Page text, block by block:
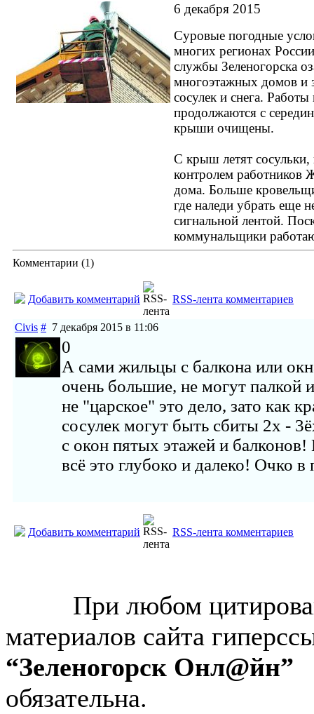
6 декабря 2015
Суровые погодные
многих регионах
службы Зеленогорска
многоэтажных домов и
сосулек и снега.
продолжаются с
крыши очищены.
С крыш летят сосульки,
контролем работников
дома. Больше
где наледи убрать еще
сигнальной лентой.
коммунальщики
Комментарии (1)
Добавить комментарий RSS-лента комментариев
Civis # 7 декабря 2015 в 11:06
0
А сами жильцы с балкона или
очень большие, не могут палкой
не "царское" это дело, зато как
сосулек могут быть сбиты 2х -
с окон пятых этажей и
всё это глубоко и далеко! Очко в
Добавить комментарий RSS-лента комментариев
При любом
материалов сайта
“Зеленогорск Онл@йн”
обязательна.